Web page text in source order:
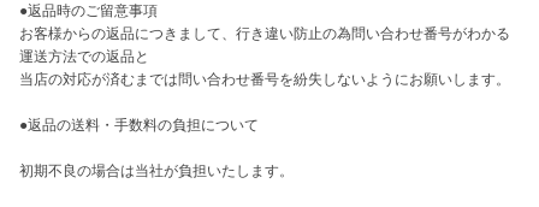
●返品時のご留意事項
お客様からの返品につきまして、行き違い防止の為問い合わせ番号がわかる
運送方法での返品と
当店の対応が済むまでは問い合わせ番号を紛失しないようにお願いします。
●返品の送料・手数料の負担について
初期不良の場合は当社が負担いたします。